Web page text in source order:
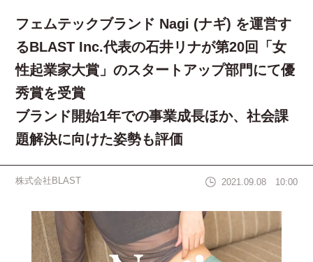
フェムテックブランド Nagi (ナギ) を運営す
るBLAST Inc.代表の石井リナが第20回「女
性起業家大賞」のスタートアップ部門にて優
秀賞を受賞
ブランド開始1年での事業成長ほか、社会課
題解決に向けた姿勢も評価
株式会社BLAST 2021.09.08 10:00